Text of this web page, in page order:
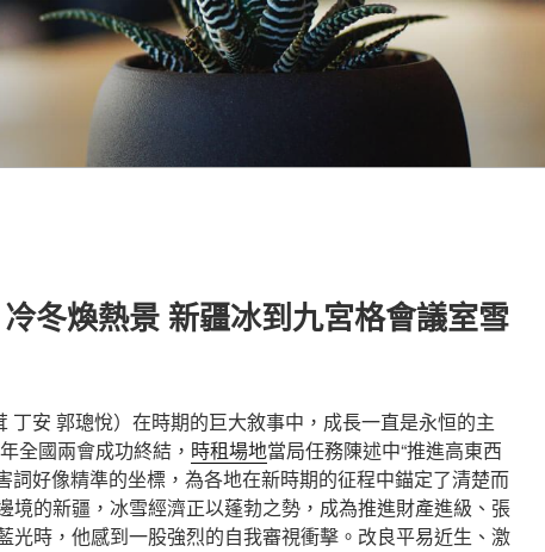
冬煥熱景 新疆冰到九宮格會議室雪
丁安 郭璁悅）在時期的巨大敘事中，成長一直是永恒的主
全國兩會成功終結， 時租場地當局任務陳述中“推進高東西
詞好像精準的坐標，為各地在新時期的征程中錨定了清楚而
境的新疆，冰雪經濟正以蓬勃之勢，成為推進財產進級、張
光時，他感到一股強烈的自我審視衝擊。改良平易近生、激